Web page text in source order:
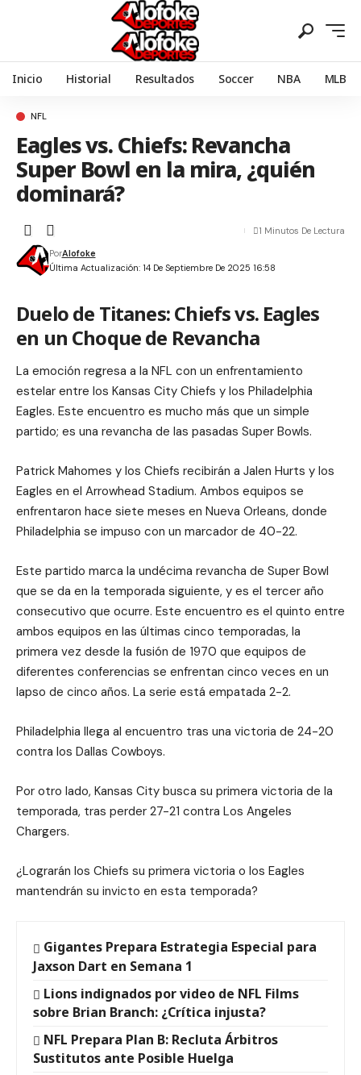
Inicio Historial Resultados Soccer NBA MLB
NFL
Eagles vs. Chiefs: Revancha
Super Bowl en la mira, ¿quién
dominará?
Última Actualización: 14 De Septiembre De 2025 16:58
PorAlofoke
1 Minutos De Lectura
Duelo de Titanes: Chiefs vs. Eagles
en un Choque de Revancha
La emoción regresa a la NFL con un enfrentamiento
estelar entre los Kansas City Chiefs y los Philadelphia
Eagles. Este encuentro es mucho más que un simple
partido; es una revancha de las pasadas Super Bowls.
Patrick Mahomes y los Chiefs recibirán a Jalen Hurts y los
Eagles en el Arrowhead Stadium. Ambos equipos se
enfrentaron hace siete meses en Nueva Orleans, donde
Philadelphia se impuso con un marcador de 40-22.
Este partido marca la undécima revancha de Super Bowl
que se da en la temporada siguiente, y es el tercer año
consecutivo que ocurre. Este encuentro es el quinto entre
ambos equipos en las últimas cinco temporadas, la
primera vez desde la fusión de 1970 que equipos de
diferentes conferencias se enfrentan cinco veces en un
lapso de cinco años. La serie está empatada 2-2.
Philadelphia llega al encuentro tras una victoria de 24-20
contra los Dallas Cowboys.
Por otro lado, Kansas City busca su primera victoria de la
temporada, tras perder 27-21 contra Los Angeles
Chargers.
¿Lograrán los Chiefs su primera victoria o los Eagles
mantendrán su invicto en esta temporada?
Gigantes Prepara Estrategia Especial para
Jaxson Dart en Semana 1
Lions indignados por video de NFL Films
sobre Brian Branch: ¿Crítica injusta?
NFL Prepara Plan B: Recluta Árbitros
Sustitutos ante Posible Huelga